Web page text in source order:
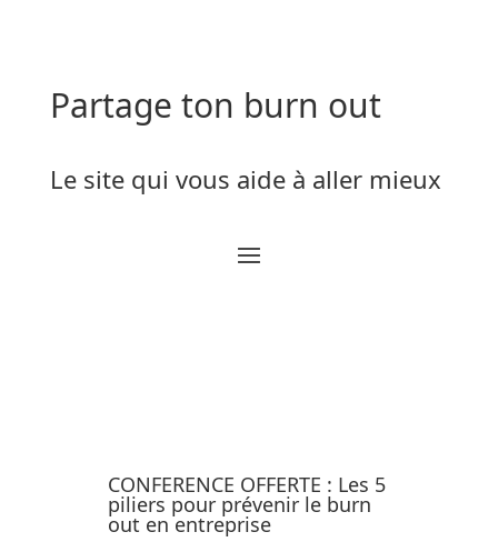
Partage ton burn out
Le site qui vous aide à aller mieux
CONFERENCE OFFERTE : Les 5
piliers pour prévenir le burn
out en entreprise